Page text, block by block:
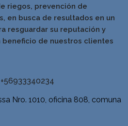
riegos, prevención de
en busca de resultados en un
resguardar su reputación y
de nuestros clientes
+56933340234
Nro. 1010, oficina 808, comuna